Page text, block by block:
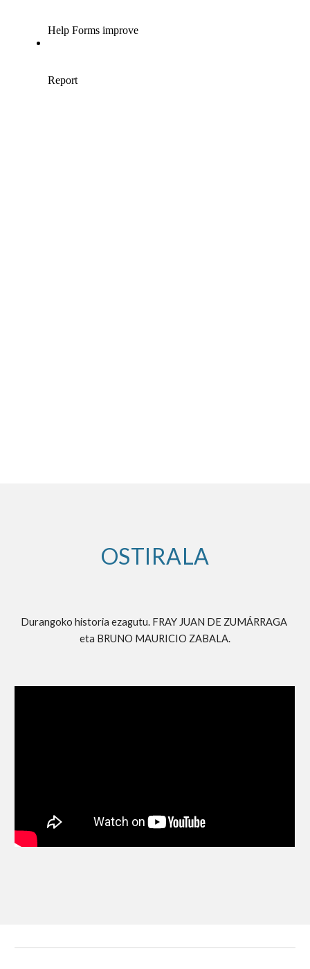
OSTIRALA
Durangoko historia ezagutu. FRAY JUAN DE ZUMÁRRAGA
eta BRUNO MAURICIO ZABALA.